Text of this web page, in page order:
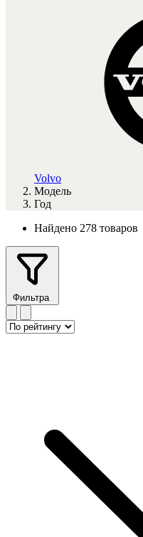
Volvo
Модель
Год
Найдено 278 товаров
Фильтра